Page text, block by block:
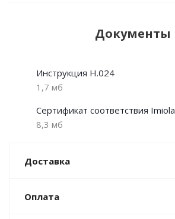
Документы
Инструкция H.024
1,7 мб
Сертификат соответствия Imiola
8,3 мб
Доставка
Оплата